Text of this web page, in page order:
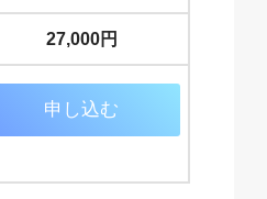
27,000円
申し込む